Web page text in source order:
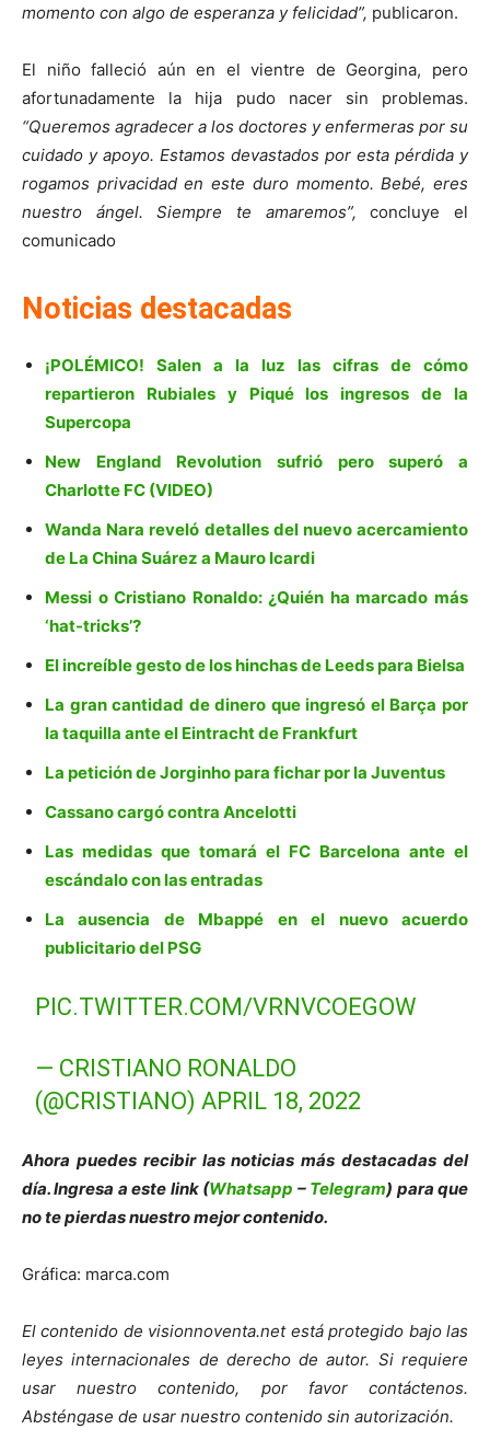
momento con algo de esperanza y felicidad”, publicaron.
El niño falleció aún en el vientre de Georgina, pero
afortunadamente la hija pudo nacer sin problemas.
“Queremos agradecer a los doctores y enfermeras por su
cuidado y apoyo. Estamos devastados por esta pérdida y
rogamos privacidad en este duro momento. Bebé, eres
nuestro ángel. Siempre te amaremos”, concluye el
comunicado
Noticias destacadas
¡POLÉMICO! Salen a la luz las cifras de cómo
repartieron Rubiales y Piqué los ingresos de la
Supercopa
New England Revolution sufrió pero superó a
Charlotte FC (VIDEO)
Wanda Nara reveló detalles del nuevo acercamiento
de La China Suárez a Mauro Icardi
Messi o Cristiano Ronaldo: ¿Quién ha marcado más
‘hat-tricks’?
El increíble gesto de los hinchas de Leeds para Bielsa
La gran cantidad de dinero que ingresó el Barça por
la taquilla ante el Eintracht de Frankfurt
La petición de Jorginho para fichar por la Juventus
Cassano cargó contra Ancelotti
Las medidas que tomará el FC Barcelona ante el
escándalo con las entradas
La ausencia de Mbappé en el nuevo acuerdo
publicitario del PSG
PIC.TWITTER.COM/VRNVCOEGOW
— CRISTIANO RONALDO
(@CRISTIANO)APRIL 18, 2022
Ahora puedes recibir las noticias más destacadas del
día. Ingresa a este link (Whatsapp – Telegram) para que
no te pierdas nuestro mejor contenido.
Gráfica: marca.com
El contenido de visionnoventa.net está protegido bajo las
leyes internacionales de derecho de autor. Si requiere
usar nuestro contenido, por favor contáctenos.
Absténgase de usar nuestro contenido sin autorización.